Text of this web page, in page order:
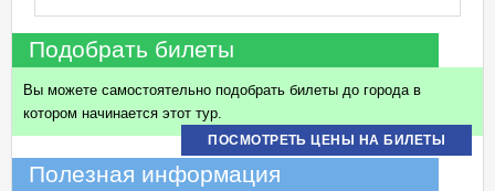
Подобрать билеты
Вы можете самостоятельно подобрать билеты до города в
котором начинается этот тур.
ПОСМОТРЕТЬ ЦЕНЫ НА БИЛЕТЫ
Полезная информация